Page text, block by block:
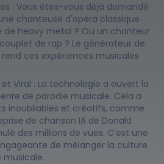
: Vous êtes-vous déjà demandé
chanteuse d'opéra classique
heavy metal ? Ou un chanteur
de rap ? Le générateur de
ces expériences musicales
Viral : La technologie a ouvert la
de parodie musicale. Cela a
inoubliables et créatifs, comme
de chanson IA de Donald
des millions de vues. C'est une
de mélanger la culture